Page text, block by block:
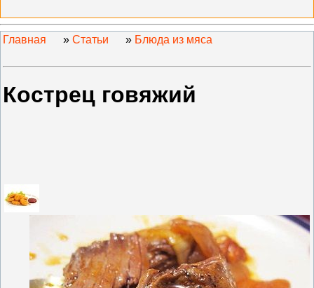
Главная » Статьи » Блюда из мяса
Кострец говяжий